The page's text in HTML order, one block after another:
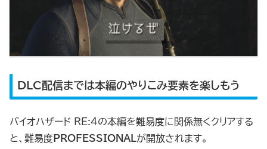
DLC配信までは本編のやりこみ要素を楽しもう
バイオハザード RE:4の本編を難易度に関係無くクリアする
と、難易度PROFESSIONAL が開放されます。